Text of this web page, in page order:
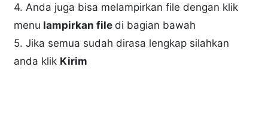
4. Anda juga bisa melampirkan file dengan klik
menu lampirkan file di bagian bawah
5. Jika semua sudah dirasa lengkap silahkan
anda klik Kirim